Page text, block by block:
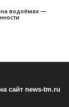
на водоёмах —
сайт news-tm.ru